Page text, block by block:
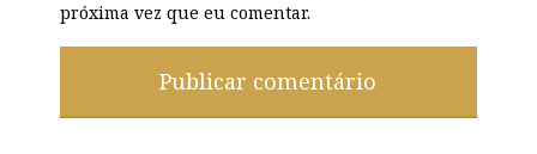
próxima vez que eu comentar.